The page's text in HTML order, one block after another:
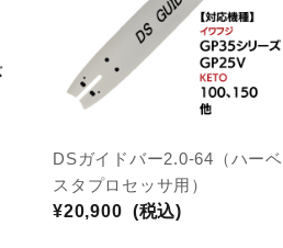
DSガイドバー2.0-64（ハーベ
スタプロセッサ用）
¥20,900 (税込)